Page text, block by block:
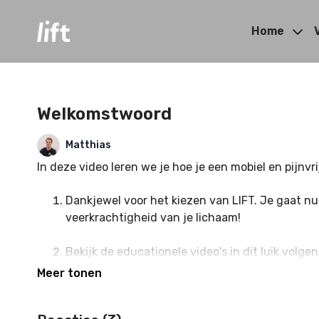
Home
Welkomstwoord
Matthias
In deze video leren we je hoe je een mobiel en
Dankjewel voor het kiezen van LIFT. Je gaat
veerkrachtigheid van je lichaam!
Bekijk de educationele video's in dit luik
toepassen en begrijp waarom ze effectief zijn.